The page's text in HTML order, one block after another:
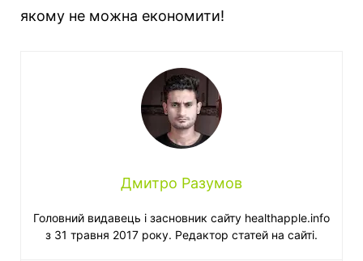
якому не можна економити!
Дмитро Разумов
Головний видавець і засновник сайту healthapple.info
з 31 травня 2017 року. Редактор статей на сайті.